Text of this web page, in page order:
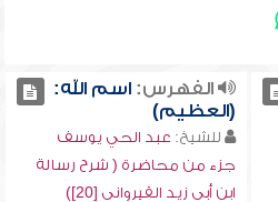
الفهرس:اسم الله:
(العظيم)
للشيخ: عبد الحي يوسف
جزء من محاضرة ( شرح رسالة
ابن أبي زيد القيرواني [20])